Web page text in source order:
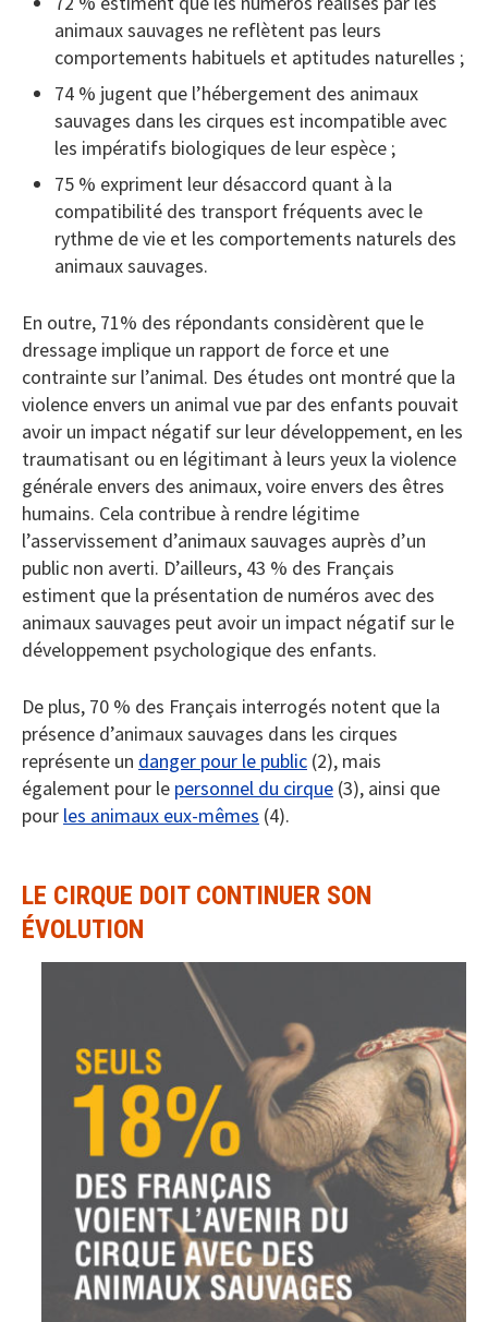
animaux sauvages ne reflètent pas leurs
comportements habituels et aptitudes naturelles ;
74 % jugent que l’hébergement des animaux
sauvages dans les cirques est incompatible avec
les impératifs biologiques de leur espèce ;
75 % expriment leur désaccord quant à la
compatibilité des transport fréquents avec le
rythme de vie et les comportements naturels des
animaux sauvages.
En outre, 71% des répondants considèrent que le
dressage implique un rapport de force et une
contrainte sur l’animal. Des études ont montré que la
violence envers un animal vue par des enfants pouvait
avoir un impact négatif sur leur développement, en les
traumatisant ou en légitimant à leurs yeux la violence
générale envers des animaux, voire envers des êtres
humains. Cela contribue à rendre légitime
l’asservissement d’animaux sauvages auprès d’un
public non averti. D’ailleurs, 43 % des Français
estiment que la présentation de numéros avec des
animaux sauvages peut avoir un impact négatif sur le
développement psychologique des enfants.
De plus, 70 % des Français interrogés notent que la
présence d’animaux sauvages dans les cirques
représente un danger pour le public (2), mais
également pour le personnel du cirque (3), ainsi que
pour les animaux eux-mêmes (4).
LE CIRQUE DOIT CONTINUER SON
ÉVOLUTION